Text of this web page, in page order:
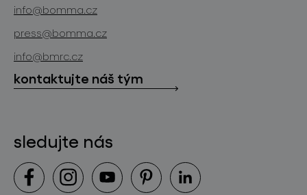
info@bomma.cz
press@bomma.cz
info@bmrc.cz
kontaktujte náš tým
sledujte nás